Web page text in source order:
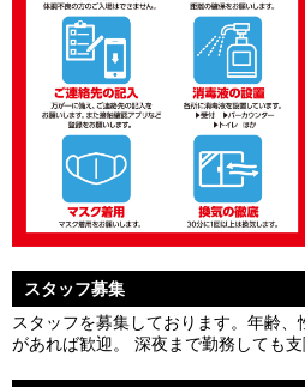
スタッフ募集
スタッフを募集しております。年齢
があれば歓迎。 深夜まで勤務しても支